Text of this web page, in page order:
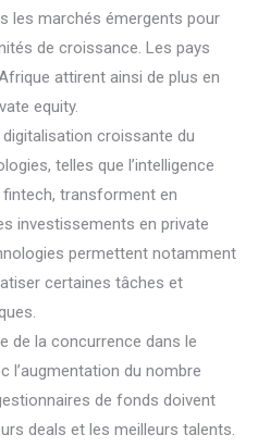
les marchés émergents pour
de croissance. Les pays
attirent ainsi de plus en
equity.
croissante du
telles que l’intelligence
transforment en
investissements en private
permettent notamment
certaines tâches et
de la concurrence dans le
l’augmentation du nombre
de fonds doivent
deals et les meilleurs talents.